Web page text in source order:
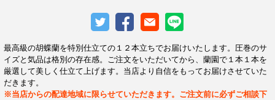
最高級の胡蝶蘭を特別仕立ての１２本立ちでお届けいたします。圧巻のサ
イズと気品は格別の存在感。ご注文をいただいてから、蘭園で１本１本を
厳選して美しく仕立て上げます。当店より自信をもってお届けさせていた
だきます。
※当店からの配達地域に限らせていただきます。ご注文前に必ずご相談下